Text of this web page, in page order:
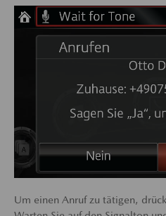
Um einen Anruf zu tätigen,